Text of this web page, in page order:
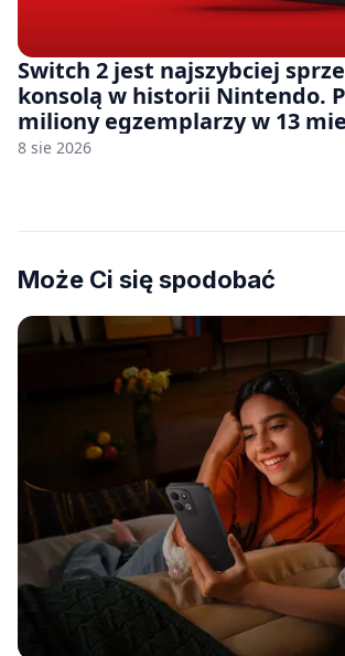
Switch 2 jest najszybciej
konsolą w historii Nintendo.
miliony egzemplarzy w 13
8 sie 2026
Może Ci się spodobać